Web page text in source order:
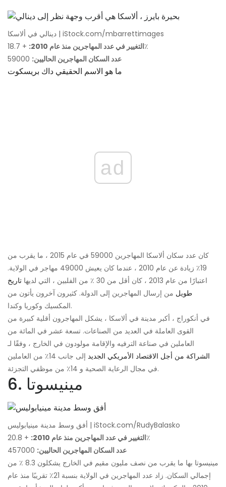
دينالي في ألاسكا | iStock.com/mbarrettimages
التغيير في عدد المهاجرين منذ عام 2010:+ 18.7٪
عدد السكان المهاجرين الحاليين:
ما هو الاسم الحقيقي داك بريسكوت
ad
كان عدد سكان ألاسكا المهاجرين 59000 في عام 2015 ، ما يقرب من
19٪ زيادة عن عام 2010 ، عندما كان يعيش 49000 مهاجر في الولاية.
اعتبارًا من عام 2013 ، كان أقل من 30 ٪ من الفلبين ، التي لديها
تاريخ
طويل من إرسال المهاجرين إلى الدولة. كثيرون آخرون يأتون من
المكسيك وكوريا وكندا.
في أنكوراج ، أكبر مدينة في ألاسكا ، يشكل المهاجرون أقلية كبيرة من
القوى العاملة في العديد من الصناعات. تسعة عشر في المائة من
العاملين في صناعة الترفيه والإقامة مولودون في الخارج ، وفقًا لـ
الشراكة من أجل الاقتصاد الأمريكي الجديد
إلى جانب 14٪ من العاملين
في مجال الرعاية الصحية و 14٪ من موظفي التجزئة.
6. مينيسوتا
أفق وسط مدينة مينيابوليس | iStock.com/RudyBalasko
التغيير في عدد المهاجرين منذ عام 2010:+ 20.8٪
عدد السكان المهاجرين الحاليين:
مينيسوتا بها ما يقرب من نصف مليون مقيم في الخارج يشكلون 8.3 ٪ من
إجمالي السكان. زاد عدد المهاجرين في الولاية بنسبة 21٪ تقريبًا منذ عام